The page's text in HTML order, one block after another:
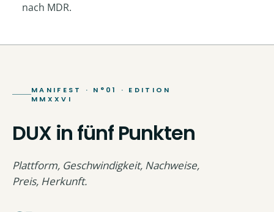
nach MDR.
MANIFEST · N°01 · EDITION
MMXXVI
DUX in fünf Punkten
Plattform, Geschwindigkeit, Nachweise,
Preis, Herkunft.